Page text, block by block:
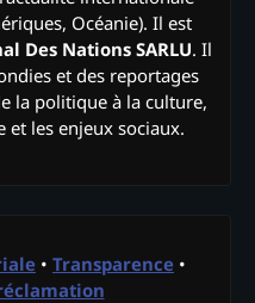
Océanie). Il est
Des Nations SARLU. Il
et des reportages
la politique à la culture,
et les enjeux sociaux.
• Transparence •